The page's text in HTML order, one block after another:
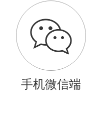
手机微信端